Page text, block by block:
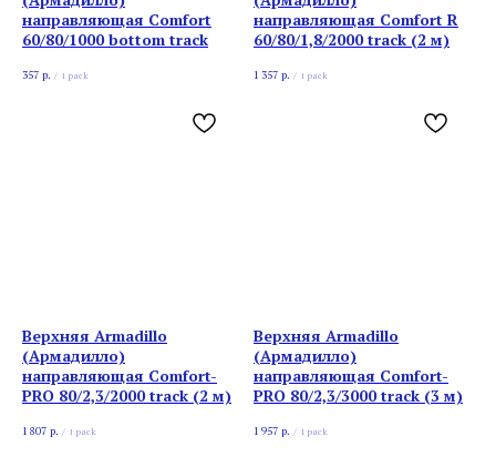
направляющая Comfort
60/80/1000 bottom track
357 р. / 1 pack
направляющая Comfort R
60/80/1,8/2000 track (2 м)
1 357 р. / 1 pack
Верхняя Armadillo
(Армадилло)
направляющая Comfort-
PRO 80/2,3/2000 track (2 м)
1 807 р. / 1 pack
Верхняя Armadillo
(Армадилло)
направляющая Comfort-
PRO 80/2,3/3000 track (3 м)
1 957 р. / 1 pack